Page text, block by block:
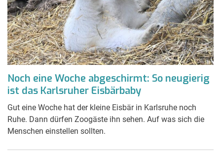
Noch eine Woche abgeschirmt: So neugierig
ist das Karlsruher Eisbärbaby
Gut eine Woche hat der kleine Eisbär in Karlsruhe noch
Ruhe. Dann dürfen Zoogäste ihn sehen. Auf was sich die
Menschen einstellen sollten.